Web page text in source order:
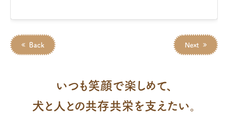
Back Next
いつも笑顔で楽しめて、
犬と人との共存共栄を支えたい。